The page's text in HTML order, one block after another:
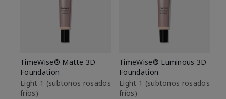
TimeWise® Matte 3D
Foundation
Light 1​ (subtonos rosados
fríos)
TimeWise® Luminous 3D
Foundation
Light 1​ (subtonos rosados
fríos)